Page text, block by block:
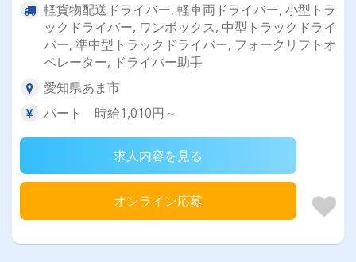
軽貨物配送ドライバー, 軽車両ドライバー, 小型トラ
ックドライバー, ワンボックス, 中型トラックドライ
バー, 準中型トラックドライバー, フォークリフトオ
ペレーター, ドライバー助手
愛知県あま市
パート 時給1,010円～
求人内容を見る
オンライン応募